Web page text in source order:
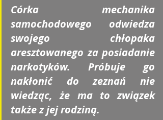
Córka mechanika
samochodowego odwiedza
swojego chłopaka
aresztowanego za posiadanie
narkotyków. Próbuje go
nakłonić do zeznań nie
wiedząc, że ma to związek
także z jej rodziną.